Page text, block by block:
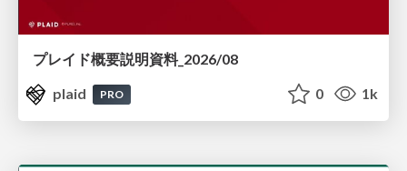
プレイド概要説明資料_2026/08
plaid
PRO 0 1k